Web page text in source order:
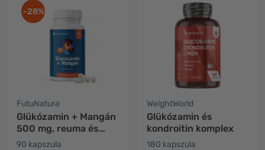
-28%
FutuNatura
Glükózamin + Mangán
500 mg, reuma és
ízületi gyulladás
90 kapszula
WeightWorld
Glükózamin és
kondroitin komplex
180 kapszula